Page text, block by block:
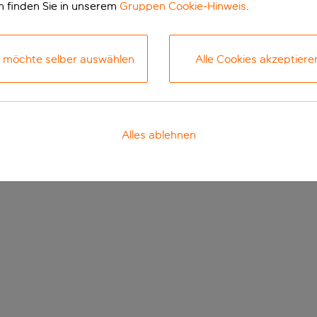
finden Sie in unserem Gruppen Cookie-Hinweis.
möchte selber auswählen Alle Cookies
Alles ablehnen